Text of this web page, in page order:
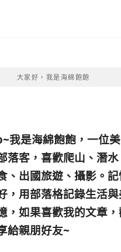
大家好，我是海綿飽飽
我是海綿飽飽，一位
落客， 喜歡爬山、潛水
、出國旅遊、攝影。
，用部落格記錄生活
， 如果喜歡我的文章
給親朋好友~